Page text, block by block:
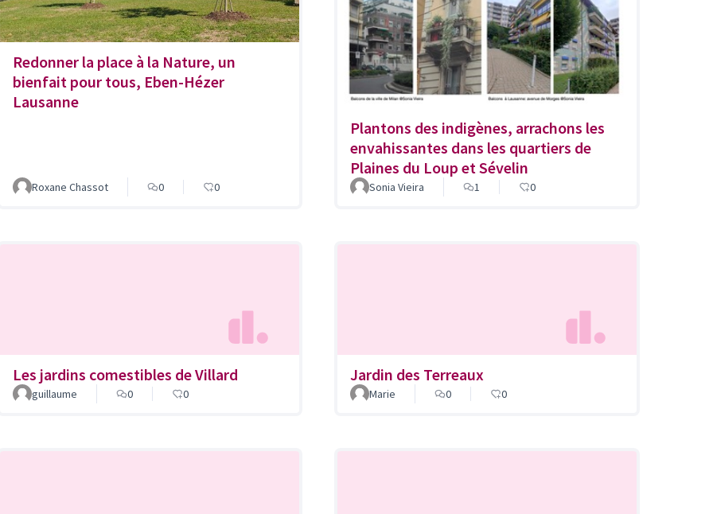
Redonner la place à la Nature, un
bienfait pour tous, Eben-Hézer
Lausanne
Roxane Chassot 0 0
Plantons des indigènes, arrachons les
envahissantes dans les quartiers de
Plaines du Loup et Sévelin
Sonia Vieira 1 0
Les jardins comestibles de Villard
guillaume 0 0
Jardin des Terreaux
Marie 0 0